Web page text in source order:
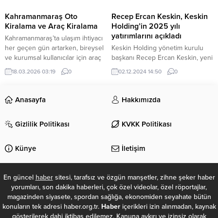
yazımızda Minecraft APK ve çeşitli
sürümleri hakkında detaylı bilgiler
bulabilirsiniz. Minecraft APK...
görünür kılmak için en doğru
adres sosyaljoy.tr! Instagram
Takipçi...
Kahramanmaraş Oto
Kiralama ve Araç Kiralama
Kahramanmaraş’ta ulaşım ihtiyacı
her geçen gün artarken, bireysel
ve kurumsal kullanıcılar için araç
kiralama hizmetleri büyük önem
kazanıyor. Özellikle kısa süreli
planları ve özel günler için araç
kiralama hizmeti pratik ve
alanda Kahramanmaraş’ta
arasında Tayfun...
18.03.2026 03:19 0
Recep Ercan Keskin, Keskin
Holding’in 2025 yılı
yatırımlarını açıkladı
Keskin Holding yönetim kurulu
başkanı Recep Ercan Keskin, yeni
yılda 5 bin öğrenci yetiştirerek,
Keskin Holding olarak 2025
yardım ve yatırımlarının devam
edeceğini açıkladı. 2025 yılı
açıklamalar yapan İş adamı Recep
desteklemeyi, onları teşvik etmeyi
ve ödüllendirmeyi kendisine
görev bildiğini...
02.12.2024 14:50 0
Anasayfa Hakkımızda
Gizlilik Politikası KVKK Politikası
Künye İletişim
En güncel habersitesi, tarafsız ve özgün manşetler, zihne şeker haber
yorumları, son dakika haberleri, çok özel videolar, özel röportajlar,
magazinden siyasete, spordan sağlığa, ekonomiden seyahate bütün
konuların tek adresi haber.org.tr. Haberiçerikleri izin alınmadan, kaynak
gösterilerek dahi iktibas edilemez. Kanuna aykırı ve izinsiz olarak